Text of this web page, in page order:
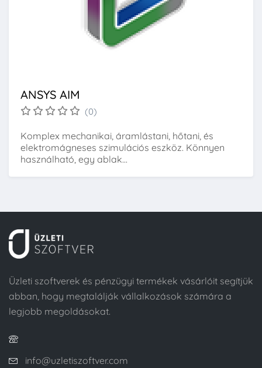
ANSYS AIM
(0)
Komplex mechanikai, áramlástani, hőtani, és
elektromágneses szimulációs eszköz. Könnyen
használható, egy ablak...
Üzleti szoftverek és pénzügyi termékek vásárlóit segítjük
abban, hogy megtalálják vállalkozások számára a
legjobb megoldásokat.
info@uzletiszoftver.com